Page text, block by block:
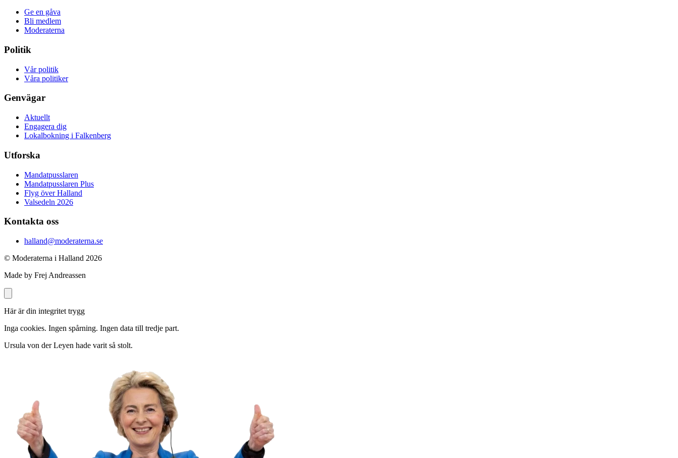
Ge en gåva
Bli medlem
Moderaterna
Politik
Vår politik
Våra politiker
Genvägar
Aktuellt
Engagera dig
Lokalbokning i Falkenberg
Utforska
Mandatpusslaren
Mandatpusslaren Plus
Flyg över Halland
Valsedeln 2026
Kontakta oss
halland@moderaterna.se
© Moderaterna i Halland 2026
Made by Frej Andreassen
Här är din integritet trygg
Inga cookies. Ingen spårning. Ingen data till tredje part.
Ursula von der Leyen hade varit så stolt.